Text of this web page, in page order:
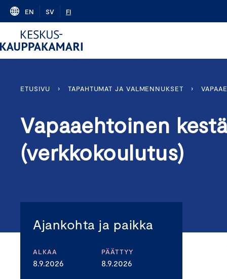
Skip
content
EN SV FI
ETUSIVU › TAPAHTUMAT JA VALMENNUKSET ›
Vapaaehtoinen
(verkkokoulutus)
Ajankohta ja paikka
ALKAA
8.9.2026
PÄÄTTYY
8.9.2026